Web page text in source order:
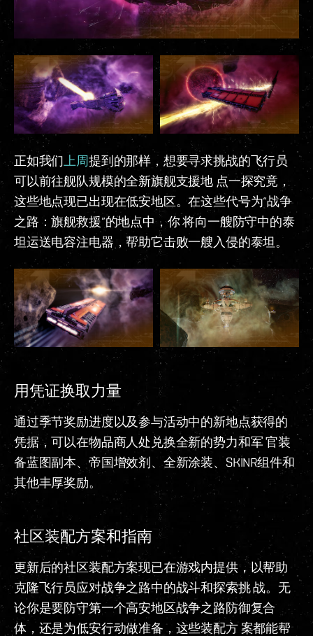
正如我们 上周提到的那样，想要寻求挑战的飞行员
可以前往舰队规模的全新旗舰支援地 点一探究竟，
这些地点现已出现在低安地区。在这些代号为“战争
之路：旗舰救援”的地点中，你 将向一艘防守中的泰
坦运送电容注电器，帮助它击败一艘入侵的泰坦。
用凭证换取力量
通过季节奖励进度以及参与活动中的新地点获得的
凭据，可以在物品商人处兑换全新的势力和军 官装
备蓝图副本、帝国增效剂、全新涂装、SKINR组件和
其他丰厚奖励。
社区装配方案和指南
更新后的社区装配方案现已在游戏内提供，以帮助
克隆飞行员应对战争之路中的战斗和探索挑 战。无
论你是要防守第一个高安地区战争之路防御复合
体，还是为低安行动做准备，这些装配方 案都能帮